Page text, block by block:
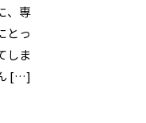
、専
とっ
しま
[…]